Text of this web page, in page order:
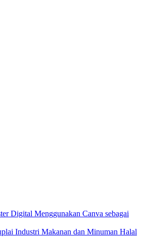
Digital Menggunakan Canva sebagai
Industri Makanan dan Minuman Halal